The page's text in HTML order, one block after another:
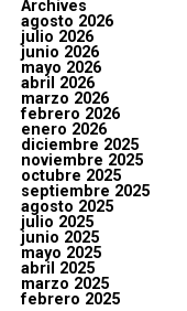
Archives
agosto 2026
julio 2026
junio 2026
mayo 2026
abril 2026
marzo 2026
febrero 2026
enero 2026
diciembre 2025
noviembre 2025
octubre 2025
septiembre 2025
agosto 2025
julio 2025
junio 2025
mayo 2025
abril 2025
marzo 2025
febrero 2025